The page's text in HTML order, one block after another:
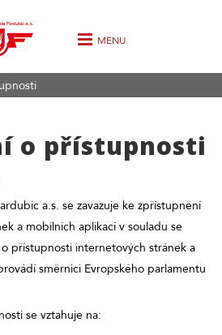
MENU
o přístupnosti
a.s. se zavazuje ke zpřístupnění
a mobilních aplikací v souladu se
přístupnosti internetových stránek a
směrnici Evropského parlamentu
se vztahuje na: